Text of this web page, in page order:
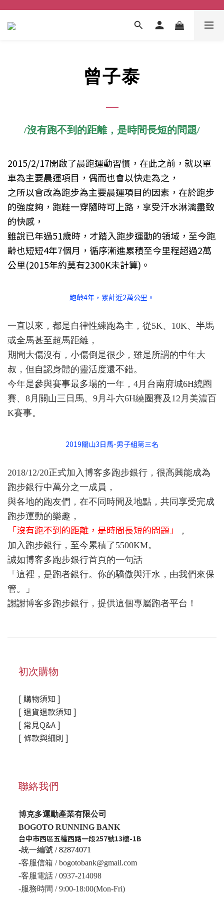
曾子泰
/沒有跑不到的距離，是時間長短的問題/
2015/2/17開啟了晨跑運動習慣，在此之前，就以單
車為主要晨運項目，偶而也會以快走為之，
之所以會改為跑步為主要晨運項目的因素，在於跑步
的強度夠，跑鞋一穿隨時可上路，享受汗水淋漓盡致
的快感，
雖說已年過51歲時，才踏入跑步運動的領域，至今跑
齡也短短4年7個月，循序漸進累積至今里程超過2萬
公里(2015年約莫有2300K未計算)。
跑齡4年，累計近2萬公里。
一直以來，都是自律性練跑為主，從5K、10K、半馬
或全馬甚至超馬距離，
期間大傷沒有，小傷倒是很少，雖是所謂的中年大
叔，但自認身體的靈活度還不錯。
今年是參與賽事最多場的一年，4月台南府城6H繞圈
賽、8月關山三日馬、9月斗六6H繞圈賽及12月美濃百
K賽事。
2019關山3日馬-男子組第三名
2018/12/20正式加入博客多跑步銀行，很高興能成為
跑步銀行中萬分之一成員，
與各地的跑友們，在不同時間及地點，共同享受完成
跑步運動的樂趣，
「沒有跑不到的距離，是時間長短的問題」
，
加入跑步銀行，至今累積了5500KM。
誠如博客多跑步銀行首頁的一句話
「這裡，是跑者銀行。你的驕傲與汗水，由我們來保
管。」
謝謝博客多跑步銀行，提供這個專屬跑者平台！
初次購物
[ 購物須知 ]
[ 退貨退款須知 ]
[ 常見Q&A ]
[ 條款與細則 ]
聯絡我們
博克多運動產業有限公司
BOGOTO RUNNING BANK
台中市西區五權西路一段257號13樓-1B
-統一編號 / 82874071
-客服信箱 / bogotobank@gmail.com
-客服電話 / 0937-214098
-服務時間 / 9:00-18:00(Mon-Fri)